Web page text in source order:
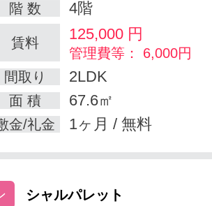
階 数 4階
賃料 125,000円
管理費等： 6,000円
間取り
2LDK
面 積 67.6㎡
金/礼金 1ヶ月 / 無料
シャルパレット